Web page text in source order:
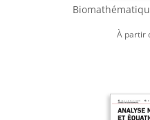
À partir